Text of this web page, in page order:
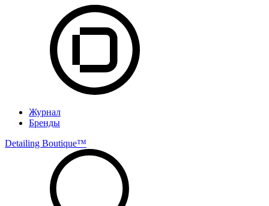
Журнал
Бренды
Detailing Boutique™️